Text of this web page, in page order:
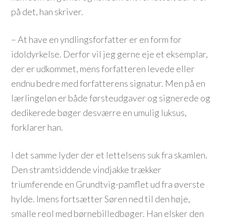
på det, han skriver.
– At have en yndlingsforfatter er en form for
idoldyrkelse. Derfor vil jeg gerne eje et eksemplar,
der er udkommet, mens forfatteren levede eller
endnu bedre med forfatterens signatur. Men på en
lærlingeløn er både førsteudgaver og signerede og
dedikerede bøger desværre en umulig luksus,
forklarer han.
I det samme lyder der et lettelsens suk fra skamlen.
Den stramtsiddende vindjakke trækker
triumferende en Grundtvig-pamflet ud fra øverste
hylde. Imens fortsætter Søren ned til den høje,
smalle reol med børnebilledbøger. Han elsker den